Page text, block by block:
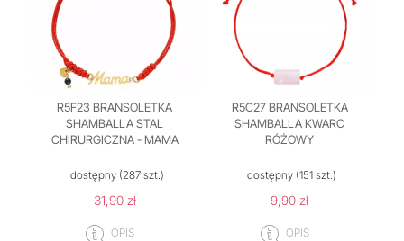
R5F23 BRANSOLETKA
SHAMBALLA STAL
CHIRURGICZNA - MAMA
dostępny(287 szt.)
31,90 zł
OPIS
R5C27 BRANSOLETKA
SHAMBALLA KWARC
RÓŻOWY
dostępny (151 szt.)
9,90 zł
OPIS